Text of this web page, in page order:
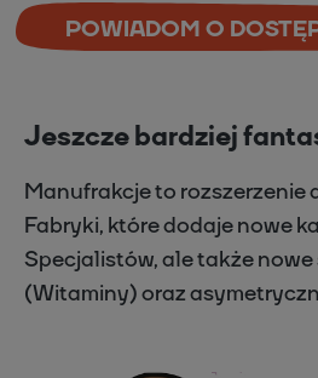
POWIADOM O
Jeszcze bardziej
Manufrakcje to rozszerzenie
Fabryki, które dodaje nowe
Specjalistów, ale także
(Witaminy) oraz